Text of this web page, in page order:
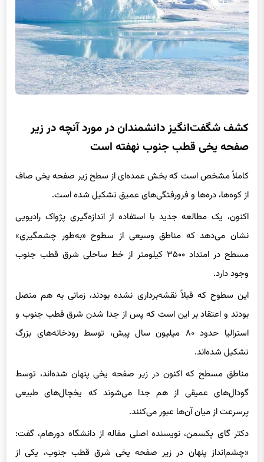
صفحه یخی قطب جنوب نهفته است
از کوه‌ها، دره‌ها و فرورفتگی‌های عمیق تشکیل شده است.
اکنون، یک مطالعه جدید با استفاده از اندازه‌گیری پژواک رادیویی
نشان می‌دهد که مناطق وسیعی از سطوح «به‌طور چشمگیری»
مسطح در امتداد ۳۵۰۰ کیلومتر از خط ساحلی شرق قطب جنوب
وجود دارد.
این سطوح که قبلاً نقشه‌برداری نشده بودند، زمانی به هم متصل
بودند و اعتقاد بر این است که پس از جدا شدن شرق قطب جنوب و
استرالیا حدود ۸۰ میلیون سال پیش، توسط رودخانه‌های بزرگ
تشکیل شده‌اند.
مناطق مسطح که اکنون در زیر صفحه یخی پنهان شده‌اند، توسط
گودال‌های عمیقی از هم جدا می‌شوند که یخچال‌های طبیعی
پرسرعت از میان آن‌ها عبور می‌کنند.
دکتر گای پکسمن، نویسنده اصلی مقاله از دانشگاه دورهام، گفت:
«چشم‌انداز پنهان در زیر صفحه یخی شرق قطب جنوب، یکی از
اسرارآمیزترین چشم‌اندازها نه تنها روی زمین، بلکه روی هر سیاره